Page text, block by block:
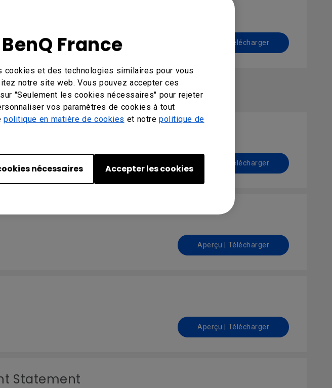
France
cookies et des technologies similaires pour vous
notre site web. Vous pouvez accepter ces
"Seulement les cookies nécessaires" pour rejeter
vos paramètres de cookies à tout
politique en matière de cookies et notre politique de
nécessaires Accepter les cookies
Aperçu | Télécharger
Aperçu | Télécharger
Aperçu | Télécharger
Aperçu | Télécharger
Statement